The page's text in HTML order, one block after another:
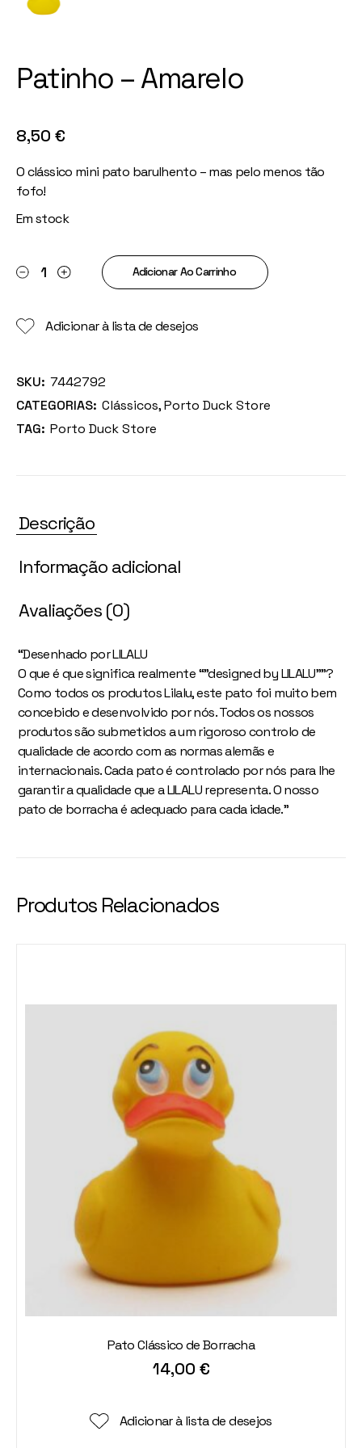
Patinho – Amarelo
8,50 €
O clássico mini pato barulhento – mas pelo menos tão
fofo!
Em stock
Patinho - Amarelo quantityAdicionar Ao Carrinho
Adicionar à lista de desejos
SKU: 7442792
CATEGORIAS: Clássicos,Porto Duck Store
TAG: Porto Duck Store
Descrição
Informação adicional
Avaliações (0)
“Desenhado por LILALU
O que é que significa realmente “”designed by LILALU””?
Como todos os produtos Lilalu, este pato foi muito bem
concebido e desenvolvido por nós. Todos os nossos
produtos são submetidos a um rigoroso controlo de
qualidade de acordo com as normas alemãs e
internacionais. Cada pato é controlado por nós para lhe
garantir a qualidade que a LILALU representa. O nosso
pato de borracha é adequado para cada idade.”
Produtos Relacionados
Pato Clássico de Borracha
14,00 €
Adicionar à lista de desejos